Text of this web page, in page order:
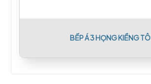
BẾP Á 3 HỌNG KIỀNG TÔ